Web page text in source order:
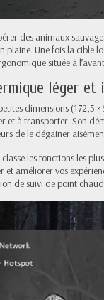
des animaux
Une fois la cible
située à
léger
dimensions
et à transporter. Son
de le dégainer
les fonctions les
et améliorer vos
de suivi de point